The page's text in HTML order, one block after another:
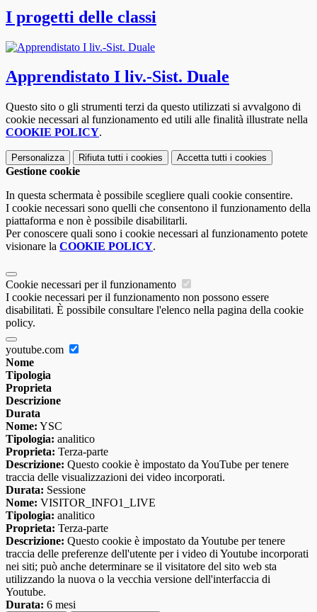
I progetti delle classi
Apprendistato I liv.-Sist. Duale
Questo sito o gli strumenti terzi da questo utilizzati si avvalgono di
cookie necessari al funzionamento ed utili alle finalità illustrate nella
COOKIE POLICY.
Personalizza Rifiuta tutti i cookies Accetta tutti i cookies
Gestione cookie
In questa schermata è possibile scegliere quali cookie consentire.
I cookie necessari sono quelli che consentono il funzionamento della
piattaforma e non è possibile disabilitarli.
Per conoscere quali sono i cookie necessari al funzionamento potete
visionare la COOKIE POLICY.
Cookie necessari per il funzionamento
I cookie necessari per il funzionamento non possono essere
disabilitati. È possibile consultare l'elenco nella pagina della cookie
policy.
youtube.com
Nome
Tipologia
Proprieta
Descrizione
Durata
Nome: YSC
Tipologia: analitico
Proprieta: Terza-parte
Descrizione: Questo cookie è impostato da YouTube per tenere
traccia delle visualizzazioni dei video incorporati.
Durata: Sessione
Nome: VISITOR_INFO1_LIVE
Tipologia: analitico
Proprieta: Terza-parte
Descrizione: Questo cookie è impostato da Youtube per tenere
traccia delle preferenze dell'utente per i video di Youtube incorporati
nei siti; può anche determinare se il visitatore del sito web sta
utilizzando la nuova o la vecchia versione dell'interfaccia di
Youtube.
Durata: 6 mesi